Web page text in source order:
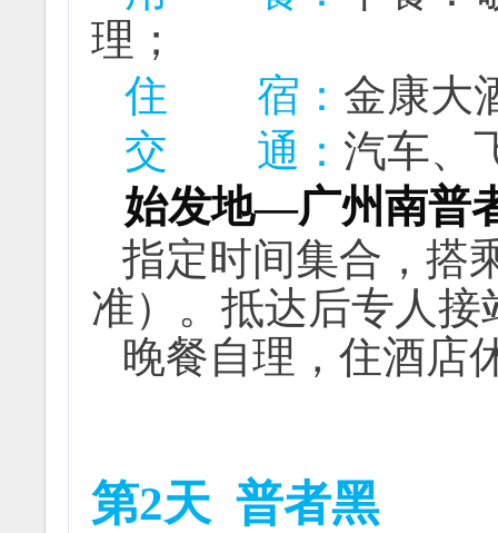
理 ；
住 宿 ： 金康大
交 通： 汽车、
始发地—广州南普
指定时间集合，搭
准）。抵达后专人接
晚餐自理，住酒店
第2天 普者黑